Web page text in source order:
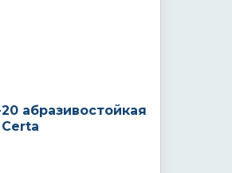
абразивостойкая